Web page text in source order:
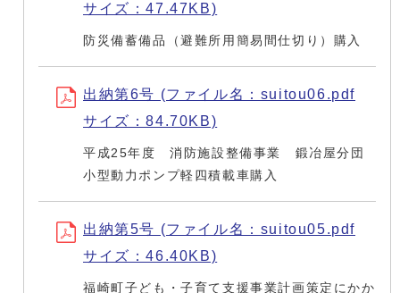
サイズ：47.47KB)
防災備蓄備品（避難所用簡易間仕切り）購入
出納第6号 (ファイル名：suitou06.pdf
サイズ：84.70KB)
平成25年度 消防施設整備事業 鍛冶屋分団
小型動力ポンプ軽四積載車購入
出納第5号 (ファイル名：suitou05.pdf
サイズ：46.40KB)
福崎町子ども・子育て支援事業計画策定にかか